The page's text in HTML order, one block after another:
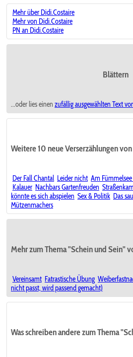
Mehr über Didi.Costaire
Mehr von Didi.Costaire
PN an Didi.Costaire
Blättern
...oder lies einen zufällig ausgewählten Text
Weitere 10 neue Verserzählungen
Der Fall Chantal Leider nicht Am
Kalauer Nachbars Gartenfreuden
könnte es sich abspielen Sex & Politik Das
Mützenmachers
Mehr zum Thema "Schein und Sein"
Vereinsamt Fatrastische Übung
nicht passt, wird passend gemacht)
Was schreiben andere zum Thema